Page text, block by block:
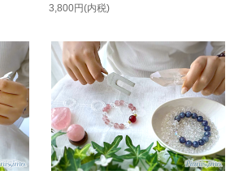
3,800円(内税)